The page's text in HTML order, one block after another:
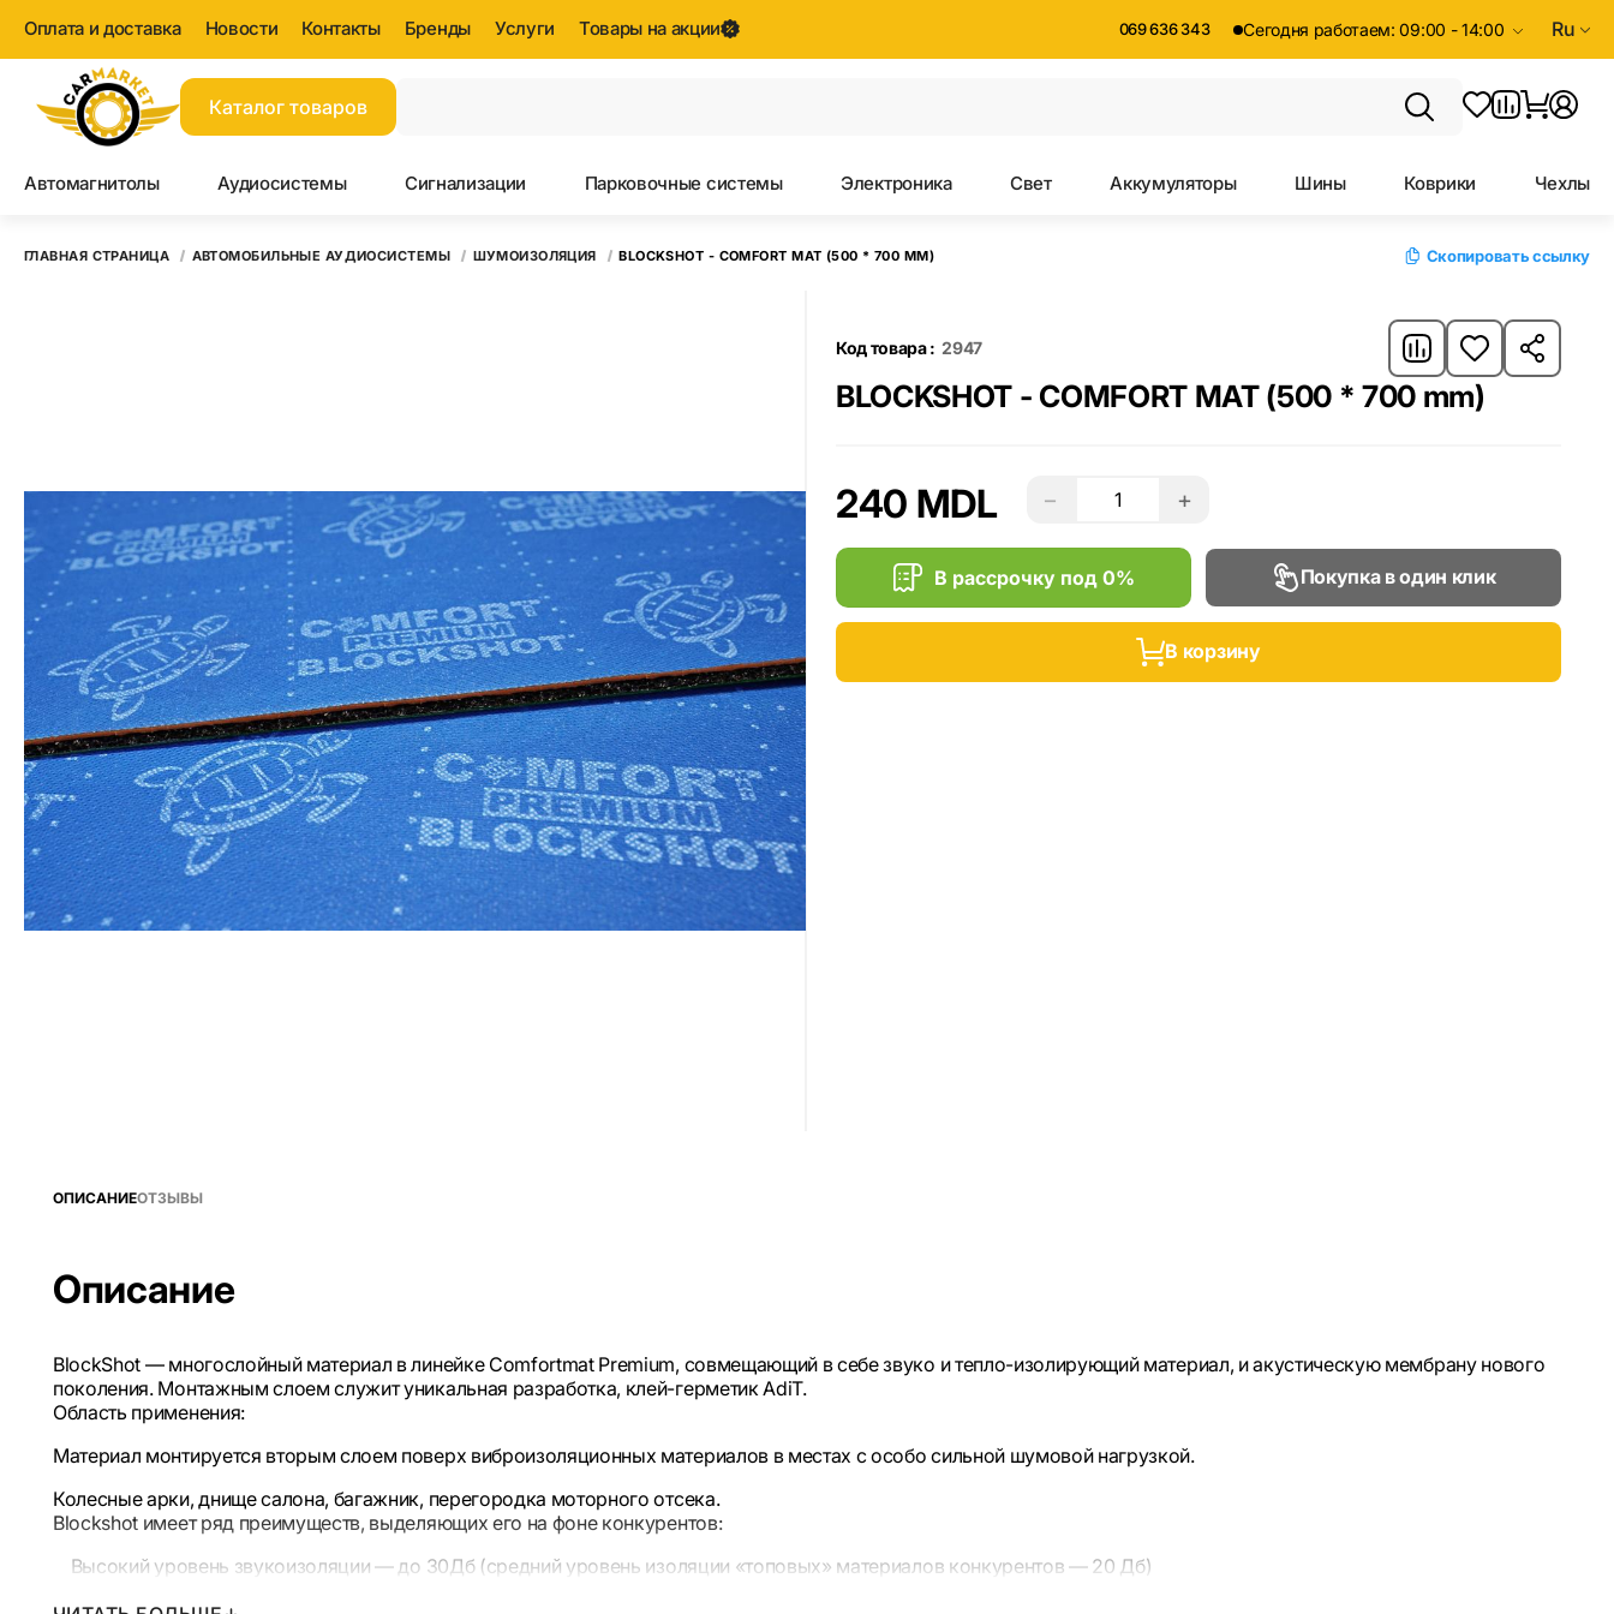
Оплата и доставка Новости Контакты Бренды Услуги Товары на акции 069 636 343 Сегодня работаем: 09:00 - 14:00 Ru
Каталог товаров
Все результаты поиска [0 товаров]
Автомагнитолы Аудиосистемы Сигнализации Парковочные системы Электроника Свет Аккумуляторы Шины Коврики Чехлы
ГЛАВНАЯ СТРАНИЦА АВТОМОБИЛЬНЫЕ АУДИОСИСТЕМЫ ШУМОИЗОЛЯЦИЯ BLOCKSHOT - COMFORT MAT (500 * 700 MM) Скопировать ссылку
Код товара : 2947
BLOCKSHOT - COMFORT MAT (500 * 700 mm)
240 MDL − +
В рассрочку под 0% Покупка в один клик
В корзину
ОПИСАНИЕОТЗЫВЫ
Описание
BlockShot — многослойный материал в линейке Comfortmat Premium, совмещающий в себе звуко и тепло-изолирующий материал, и акустическую мембрану нового
поколения. Монтажным слоем служит уникальная разработка, клей-герметик AdiT.
Область применения:
Материал монтируется вторым слоем поверх виброизоляционных материалов в местах с особо сильной шумовой нагрузкой.
Колесные арки, днище салона, багажник, перегородка моторного отсека.
Blockshot имеет ряд преимуществ, выделяющих его на фоне конкурентов:
Высокий уровень звукоизоляции — до 30Дб (средний уровень изоляции «топовых» материалов конкурентов — 20 Дб)